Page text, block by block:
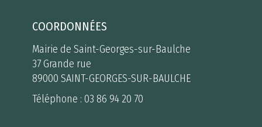
COORDONNÉES
Mairie de Saint-Georges-sur-Baulche
37 Grande rue
89000 SAINT-GEORGES-SUR-BAULCHE
Téléphone : 03 86 94 20 70